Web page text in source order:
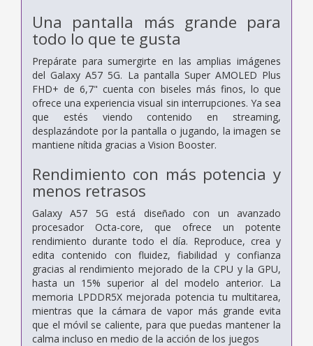
Una pantalla más grande para
todo lo que te gusta
Prepárate para sumergirte en las amplias imágenes
del Galaxy A57 5G. La pantalla Super AMOLED Plus
FHD+ de 6,7" cuenta con biseles más finos, lo que
ofrece una experiencia visual sin interrupciones. Ya sea
que estés viendo contenido en streaming,
desplazándote por la pantalla o jugando, la imagen se
mantiene nítida gracias a Vision Booster.
Rendimiento con más potencia y
menos retrasos
Galaxy A57 5G está diseñado con un avanzado
procesador Octa-core, que ofrece un potente
rendimiento durante todo el día. Reproduce, crea y
edita contenido con fluidez, fiabilidad y confianza
gracias al rendimiento mejorado de la CPU y la GPU,
hasta un 15% superior al del modelo anterior. La
memoria LPDDR5X mejorada potencia tu multitarea,
mientras que la cámara de vapor más grande evita
que el móvil se caliente, para que puedas mantener la
calma incluso en medio de la acción de los juegos